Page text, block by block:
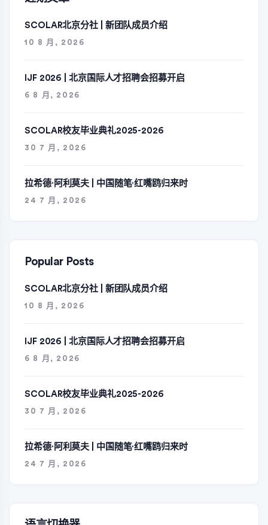
SCOLAR北京分社 | 新团队成员介绍
10 8 月, 2026
IJF 2026 | 北京国际人才招聘会招募开启
6 8 月, 2026
SCOLAR校友毕业典礼2025-2026
30 7 月, 2026
拉希德·阿利莫夫 | 中国随笔·红嘴鸥归来时
24 7 月, 2026
Popular Posts
SCOLAR北京分社 | 新团队成员介绍
10 8 月, 2026
IJF 2026 | 北京国际人才招聘会招募开启
6 8 月, 2026
SCOLAR校友毕业典礼2025-2026
30 7 月, 2026
拉希德·阿利莫夫 | 中国随笔·红嘴鸥归来时
24 7 月, 2026